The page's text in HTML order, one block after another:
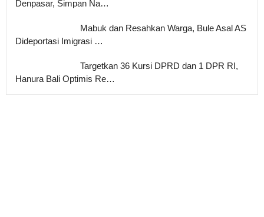
Denpasar, Simpan Na…
Mabuk dan Resahkan Warga, Bule Asal AS
Dideportasi Imigrasi …
Targetkan 36 Kursi DPRD dan 1 DPR RI,
Hanura Bali Optimis Re…